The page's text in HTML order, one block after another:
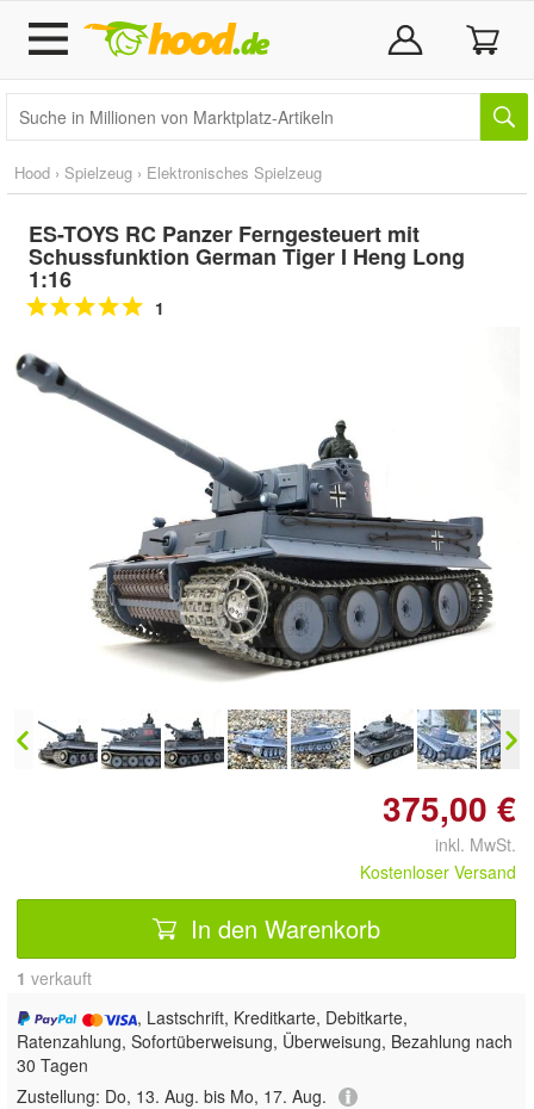
Hood › Spielzeug › Elektronisches Spielzeug
ES-TOYS RC Panzer Ferngesteuert mit
Schussfunktion German Tiger I Heng Long
1:16
1
Doppelt antippen zum
vergrößern
375,00 €
inkl. MwSt.
Kostenloser Versand
In den Warenkorb
1 verkauft
, Lastschrift, Kreditkarte, Debitkarte,
Ratenzahlung, Sofortüberweisung, Überweisung, Bezahlung nach
30 Tagen
Zustellung: Do, 13. Aug. bis Mo, 17. Aug.